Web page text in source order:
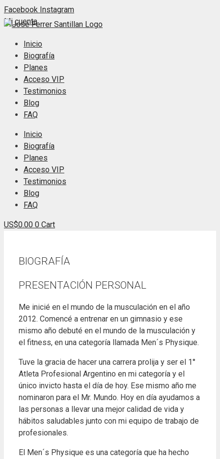
Saltar
al
Facebook Instagram
Mi cuenta
Inicio
Biografía
Planes
Acceso VIP
Testimonios
Blog
FAQ
Inicio
Biografía
Planes
Acceso VIP
Testimonios
Blog
FAQ
US$0.00 0 Cart
BIOGRAFÍA
PRESENTACIÓN PERSONAL
Me inicié en el mundo de la musculación en el año
2012. Comencé a entrenar en un gimnasio y ese
mismo año debuté en el mundo de la musculación y
el fitness, en una categoría llamada Men´s Physique.
Tuve la gracia de hacer una carrera prolija y ser el 1°
Atleta Profesional Argentino en mi categoría y el
único invicto hasta el día de hoy. Ese mismo año me
nominaron para el Mr. Mundo. Hoy en día ayudamos a
las personas a llevar una mejor calidad de vida y
hábitos saludables junto con mi equipo de trabajo de
profesionales.
El Men´s Physique es una categoría que ha hecho